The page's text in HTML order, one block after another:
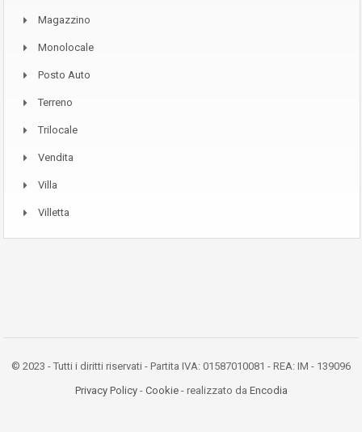
Magazzino
Monolocale
Posto Auto
Terreno
Trilocale
Vendita
Villa
Villetta
© 2023 - Tutti i diritti riservati - Partita IVA: 01587010081 - REA: IM - 139096
Privacy Policy- Cookie- realizzato da Encodia